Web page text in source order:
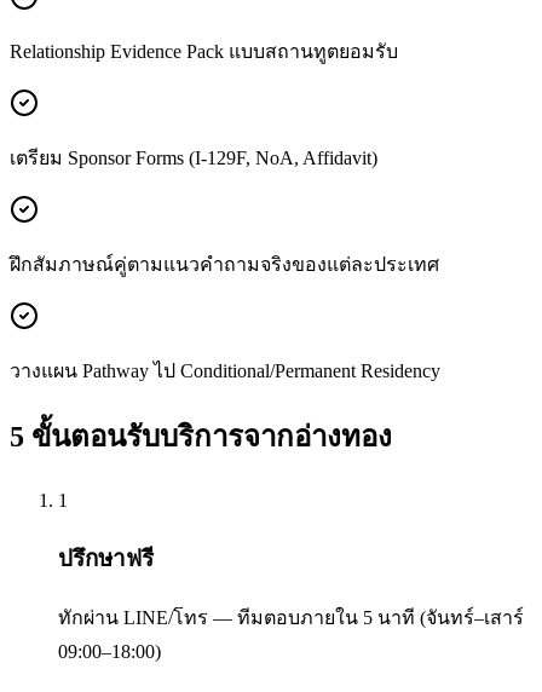
Relationship Evidence Pack แบบสถานทูตยอมรับ
เตรียม Sponsor Forms (I-129F, NoA, Affidavit)
ฝึกสัมภาษณ์คู่ตามแนวคำถามจริงของแต่ละประเทศ
วางแผน Pathway ไป Conditional/Permanent Residency
5 ขั้นตอนรับบริการจากอ่างทอง
1
ปรึกษาฟรี
ทักผ่าน LINE/โทร — ทีมตอบภายใน 5 นาที (จันทร์–เสาร์
09:00–18:00)